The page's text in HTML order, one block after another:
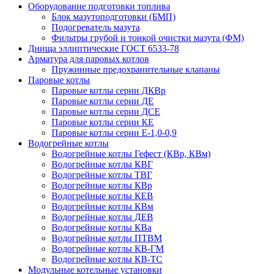
Оборудование подготовки топлива
Блок мазутоподготовки (БМП)
Подогреватель мазута
Фильтры грубой и тонкой очистки мазута (ФМ)
Днища эллиптические ГОСТ 6533-78
Арматура для паровых котлов
Пружинные предохранительные клапаны
Паровые котлы
Паровые котлы серии ДКВр
Паровые котлы серии ДЕ
Паровые котлы серии ДСЕ
Паровые котлы серии КЕ
Паровые котлы серии Е-1,0-0,9
Водогрейные котлы
Водогрейные котлы Гефест (КВр, КВм)
Водогрейные котлы КВГ
Водогрейные котлы ТВГ
Водогрейные котлы КВр
Водогрейные котлы КЕВ
Водогрейные котлы КВм
Водогрейные котлы ДЕВ
Водогрейные котлы КВа
Водогрейные котлы ПТВМ
Водогрейные котлы КВ-ГМ
Водогрейные котлы КВ-ТС
Модульные котельные установки